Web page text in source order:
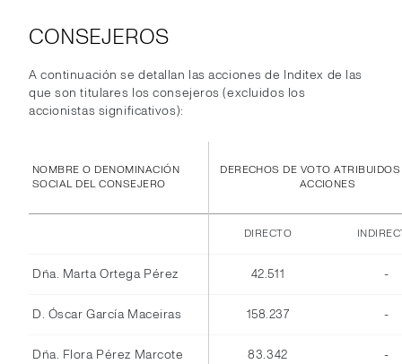
CONSEJEROS
A continuación se detallan las acciones de Inditex de las
que son titulares los consejeros (excluidos los
accionistas significativos):
NOMBRE O DENOMINACIÓN
SOCIAL DEL CONSEJERO
DERECHOS DE VOTO
ACCIONES
DIRECTO
Dña. Marta Ortega Pérez 42.511 -
D. Óscar García Maceiras 158.237 -
Dña. Flora Pérez Marcote 83.342 -